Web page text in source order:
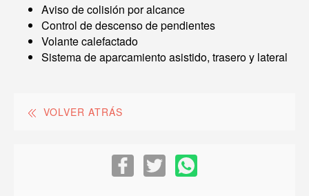
Aviso de colisión por alcance
Control de descenso de pendientes
Volante calefactado
Sistema de aparcamiento asistido, trasero y lateral
VOLVER ATRÁS